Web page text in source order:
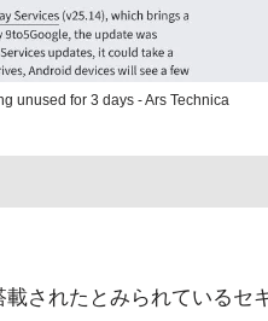
unused for 3 days - Ars Technica
されたとみられているセ